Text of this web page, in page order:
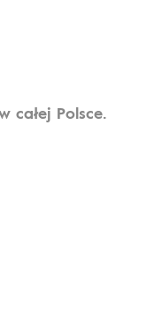
całej Polsce.